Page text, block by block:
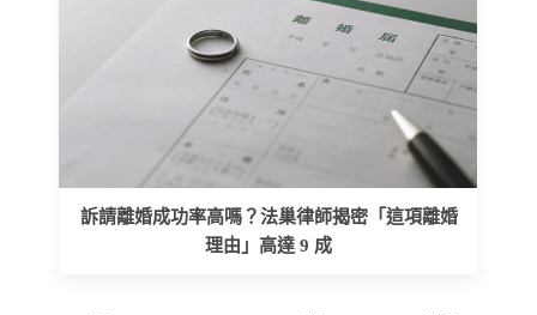
訴請離婚成功率高嗎？法巢律師揭密「這項離婚
理由」高達 9 成